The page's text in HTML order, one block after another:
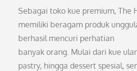
Sebagai toko kue premium, The
memiliki beragam produk
berhasil mencuri perhatian
banyak orang. Mulai dari kue
pastry, hingga dessert spesial,